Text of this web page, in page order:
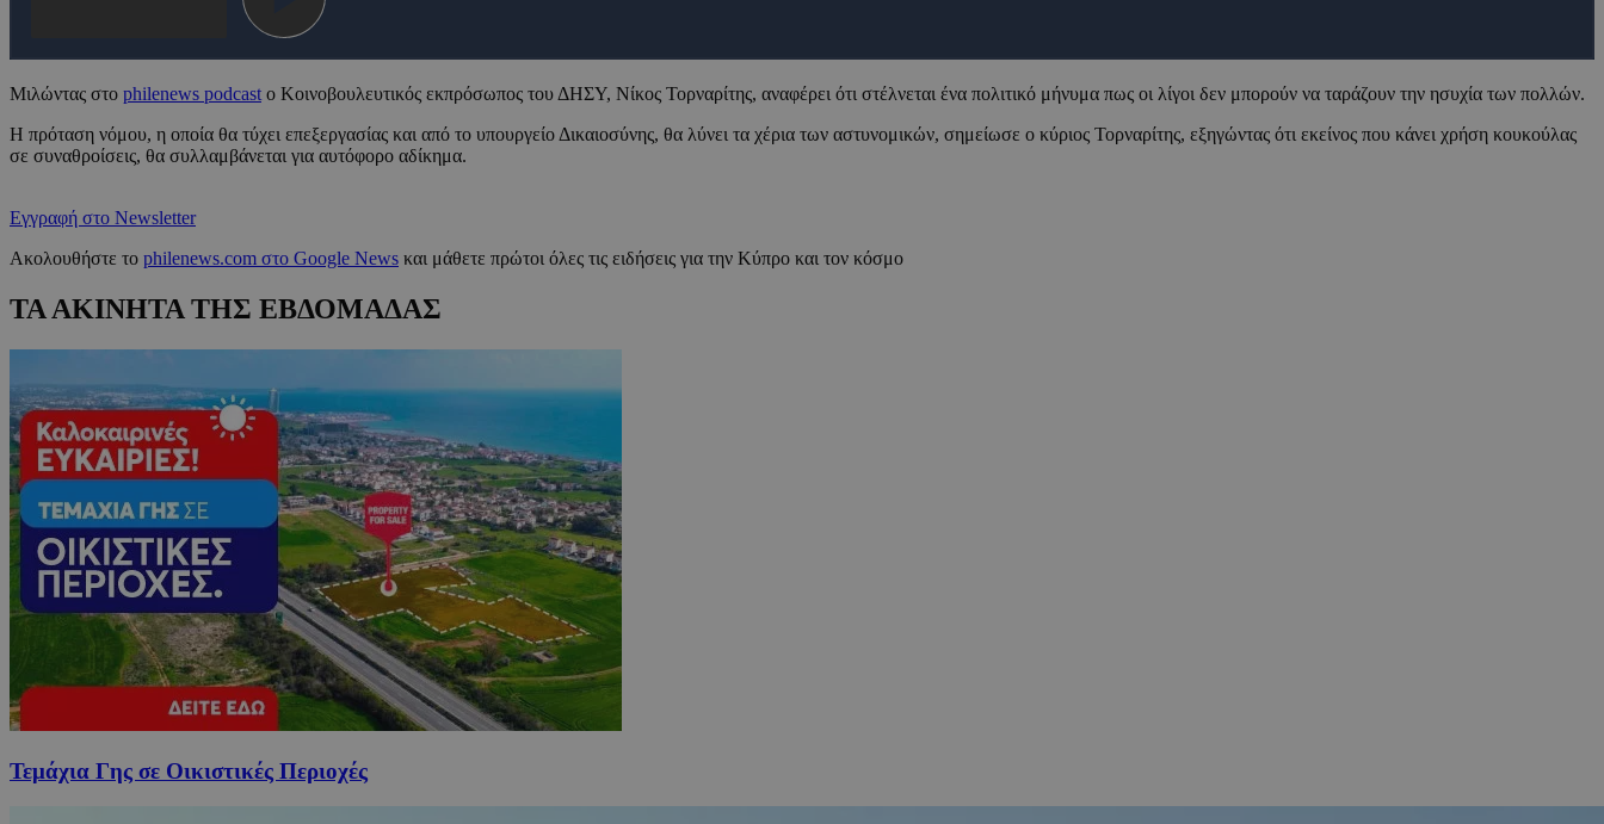
Μιλώντας στο philenews podcast o Κοινοβουλευτικός εκπρόσωπος του ΔΗΣΥ, Νίκος Τορναρίτης, αναφέρει ότι στέλνεται ένα πολιτικό μήνυμα πως οι λίγοι δεν μπορούν να ταράζουν την ησυχία των πολλών.
Η πρόταση νόμου, η οποία θα τύχει επεξεργασίας και από το υπουργείο Δικαιοσύνης, θα λύνει τα χέρια των αστυνομικών, σημείωσε ο κύριος Τορναρίτης, εξηγώντας ότι εκείνος που κάνει χρήση κουκούλας
σε συναθροίσεις, θα συλλαμβάνεται για αυτόφορο αδίκημα.
Εγγραφή στο Newsletter
Ακολουθήστε το philenews.com στο Google News και μάθετε πρώτοι όλες τις ειδήσεις για την Κύπρο και τον κόσμο
ΤΑ ΑΚΙΝΗΤΑ ΤΗΣ ΕΒΔΟΜΑΔΑΣ
Τεμάχια Γης σε Οικιστικές Περιοχές